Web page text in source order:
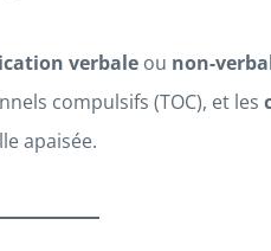
verbale ou non-
compulsifs (TOC), et les
apaisée.